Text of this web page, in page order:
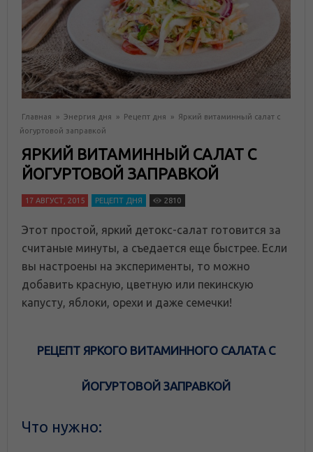
Главная » Энергия дня » Рецепт дня » Яркий витаминный салат с
йогуртовой заправкой
ЯРКИЙ ВИТАМИННЫЙ САЛАТ С
ЙОГУРТОВОЙ ЗАПРАВКОЙ
17 АВГУСТ, 2015 РЕЦЕПТ ДНЯ 2810
Этот простой, яркий детокс-салат готовится за
считаные минуты, а съедается еще быстрее. Если
вы настроены на эксперименты, то можно
добавить красную, цветную или пекинскую
капусту, яблоки, орехи и даже семечки!
РЕЦЕПТ ЯРКОГО ВИТАМИННОГО САЛАТА С
ЙОГУРТОВОЙ ЗАПРАВКОЙ
Что нужно: